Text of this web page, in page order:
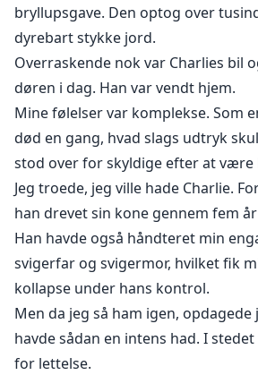
bryllupsgave. Den optog over
dyrebart stykke jord.
Overraskende nok var Charlies bil
døren i dag. Han var vendt hjem.
Mine følelser var komplekse. Som
død en gang, hvad slags udtryk
stod over for skyldige efter at være
Jeg troede, jeg ville hade Charlie.
han drevet sin kone gennem fem
Han havde også håndteret min
svigerfar og svigermor, hvilket fik
kollapse under hans kontrol.
Men da jeg så ham igen, opdagede
havde sådan en intens had. I
for lettelse.